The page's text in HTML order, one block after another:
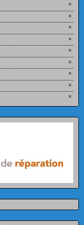
×
×
×
×
×
×
×
×
×